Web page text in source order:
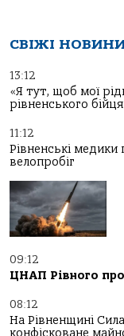
СВІЖІ
13:12
«Я тут, щоб мої
рівненського
11:12
Рівненські
велопробіг
09:12
ЦНАП Рівного
08:12
На Рівненщині
конфісковане